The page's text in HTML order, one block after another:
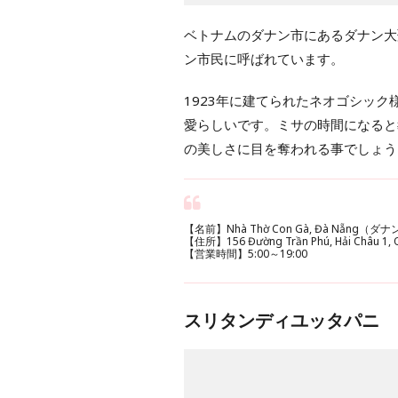
ベトナムのダナン市にあるダナン
ン市民に呼ばれています。
1923年に建てられたネオゴシック
愛らしいです。ミサの時間になる
の美しさに目を奪われる事でしょ
【名前】Nhà Thờ Con Gà, Đà Nẵng（ダナ
【住所】156 Đường Trần Phú, Hải Châu
【営業時間】5:00～19:00
スリタンディユッタパニ